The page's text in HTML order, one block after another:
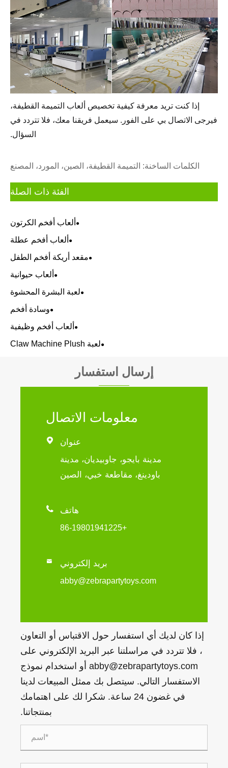
إذا كنت تريد معرفة كيفية تخصيص ألعاب التميمة القطيفة،
فيرجى الاتصال بي على الفور. سيعمل فريقنا معك، فلا تتردد في
السؤال.
الكلمات الساخنة: التميمة القطيفة، الصين، المورد، المصنع
الفئة ذات الصلة
ألعاب أفخم الكرتون
ألعاب أفخم عطلة
مقعد أريكة أفخم الطفل
ألعاب حيوانية
لعبة البشرة المحشوة
وسادة أفخم
ألعاب أفخم وظيفية
لعبة Claw Machine Plush
إرسال استفسار
معلومات الاتصال

عنوان
مدينة بايجو، جاوبيديان، مدينة
باودينغ، مقاطعة خبي، الصين
 هاتف
+86-19801941225
 بريد إلكتروني
abby@zebrapartytoys.com
إذا كان لديك أي استفسار حول الاقتباس أو التعاون
، فلا تتردد في مراسلتنا عبر البريد الإلكتروني على
abby@zebrapartytoys.com أو استخدام نموذج
الاستفسار التالي. سيتصل بك ممثل المبيعات لدينا
في غضون 24 ساعة. شكرا لك على اهتمامك
بمنتجاتنا.